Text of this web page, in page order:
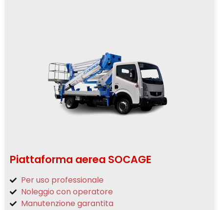
Piattaforma aerea SOCAGE
Per uso professionale
Noleggio con operatore
Manutenzione garantita